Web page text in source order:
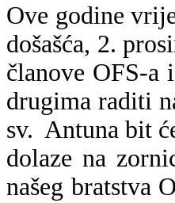
Ove godine
došašća, 2.
članove OFS-
drugima raditi
sv. Antuna bit
dolaze na
našeg bratstva